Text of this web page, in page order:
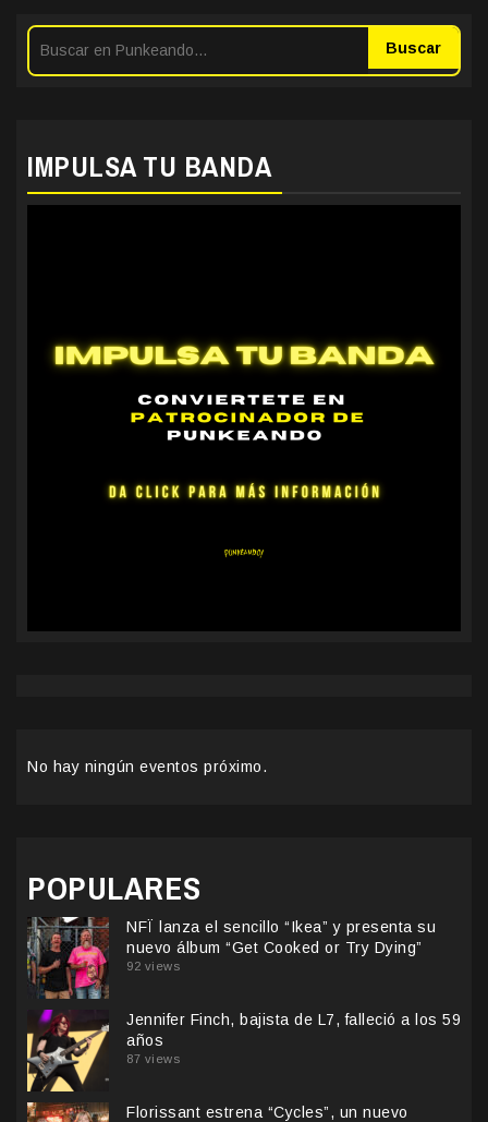
Buscar
IMPULSA TU BANDA
No hay ningún eventos próximo.
POPULARES
NFÏ lanza el sencillo “Ikea” y presenta su
nuevo álbum “Get Cooked or Try Dying”
92 views
Jennifer Finch, bajista de L7, falleció a los 59
años
87 views
Florissant estrena “Cycles”, un nuevo